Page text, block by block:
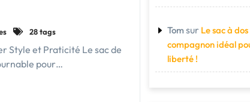
28 tags
Style et Praticité Le sac de
pour…
Tom sur Le sac à
compagnon idéal
liberté !